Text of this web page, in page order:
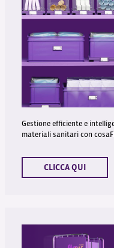
Gestione efficiente e
materiali sanitari con
CLICCA QUI